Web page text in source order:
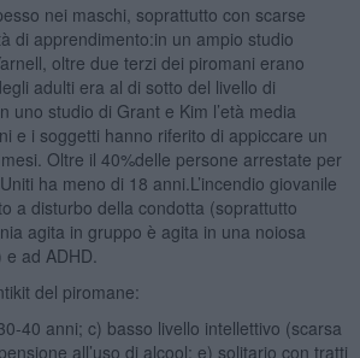
nei maschi, soprattutto con scarse
di apprendimento:in un ampio studio
oltre due terzi dei piromani erano
adulti era al di sotto del livello di
uno studio di Grant e Kim l’età media
e i soggetti hanno riferito di appiccare un
Oltre il 40%delle persone arrestate per
ha meno di 18 anni.L’incendio giovanile
a disturbo della condotta (soprattutto
agita in gruppo è agita in una noiosa
ad ADHD.
del piromane:
40 anni; c) basso livello intellettivo (scarsa
all’uso di alcool; e) solitario con tratti